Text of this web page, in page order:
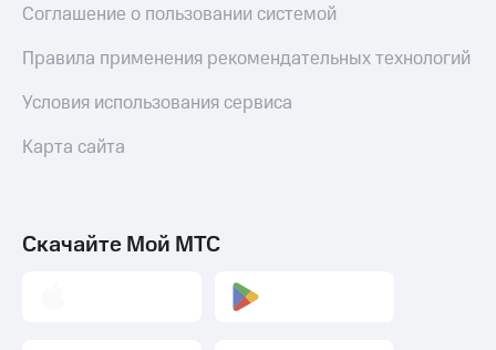
Соглашение о пользовании системой
Правила применения рекомендательных технологий
Условия использования сервиса
Карта сайта
Скачайте Мой МТС